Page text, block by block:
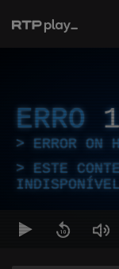
ERRO
ERROR ON
ESTE
INDISPONÍVEL